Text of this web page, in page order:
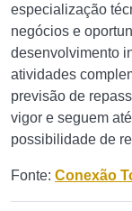
especialização
negócios e
desenvolvimento
atividades
previsão de
vigor e seguem
possibilidade de
Fonte: Conexão